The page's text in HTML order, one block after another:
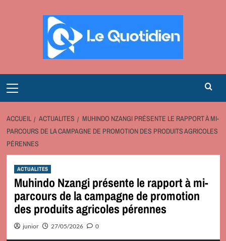
Menu
ACCUEIL ACTUALITES
MUHINDO NZANGI PRÉSENTE LE RAPPORT À MI-
PARCOURS DE LA CAMPAGNE DE PROMOTION DES PRODUITS AGRICOLES
PÉRENNES
ACTUALITES
Muhindo Nzangi présente le rapport à mi-
parcours de la campagne de promotion
des produits agricoles pérennes
junior 27/05/2026 0